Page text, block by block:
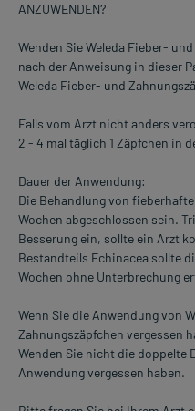
ANZUWENDEN?
Wenden Sie Weleda Fieber-
nach der Anweisung in dieser
Weleda Fieber- und
Falls vom Arzt nicht anders
2 - 4 mal täglich 1 Zäpfchen in
Dauer der Anwendung:
Die Behandlung von
Wochen abgeschlossen sein.
Besserung ein, sollte ein Arzt
Bestandteils Echinacea sollte
Wochen ohne Unterbrechung
Wenn Sie die Anwendung von
Zahnungszäpfchen vergessen
Wenden Sie nicht die doppelte
Anwendung vergessen haben.